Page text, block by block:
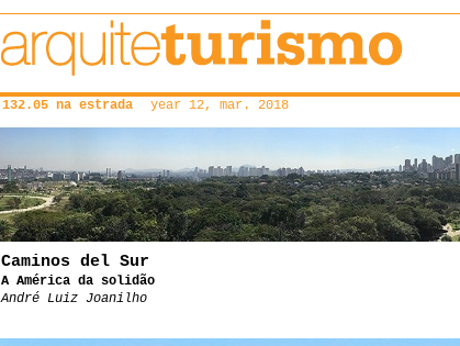
132.05 na estrada
year 12, mar. 2018
Caminos del Sur
A América da solidão
André Luiz Joanilho